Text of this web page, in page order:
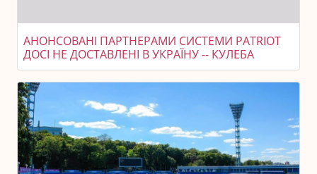
АНОНСОВАНІ ПАРТНЕРАМИ СИСТЕМИ PATRIOT
ДОСІ НЕ ДОСТАВЛЕНІ В УКРАЇНУ -- КУЛЕБА